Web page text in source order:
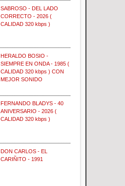
SABROSO - DEL LADO
CORRECTO - 2026 (
CALIDAD 320 kbps )
HERALDO BOSIO -
SIEMPRE EN ONDA - 1985 (
CALIDAD 320 kbps ) CON
MEJOR SONIDO
FERNANDO BLADYS - 40
ANIVERSARIO - 2026 (
CALIDAD 320 kbps )
DON CARLOS - EL
CARIÑITO - 1991